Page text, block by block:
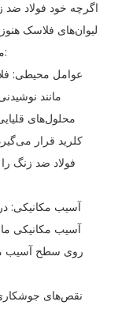
اگرچه خود فولاد ضد
لیوان‌های فلاسک
مواجه می‌شوند. این امر عمدتاً به دلایل زیر است:
عوامل محیطی:
مانند
محلول‌های
کلرید قرار
فولاد ضد زنگ
آسیب مکانیکی:
آسیب مکانیکی
روی سطح آسیب
نقص‌های